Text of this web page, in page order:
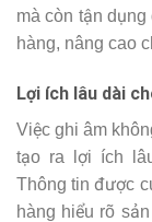
mà còn tận
hàng, nâng cao
Lợi ích lâu dài
Việc ghi âm
tạo ra lợi ích
Thông tin được
hàng hiểu rõ